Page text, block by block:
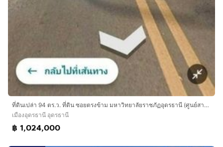
ที่ดินเปล่า 94 ตร.ว. ที่ดิน ซอยตรงข้าม มหาวิทยาลัยราชภัฏอุดรธานี (ศูนย์สามพร้าว) ถนนทางหลวงหมายเลข2410 เมืองอุดรธานี อุดรธานี
เมืองอุดรธานี อุดรธานี
฿ 1,024,000